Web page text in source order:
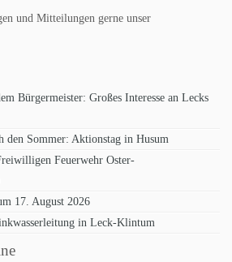
und Mitteilungen gerne unser
Bürgermeister: Großes Interesse an Lecks
den Sommer: Aktionstag in Husum
Feuerwehr Oster-
17. August 2026
in Leck-Klintum